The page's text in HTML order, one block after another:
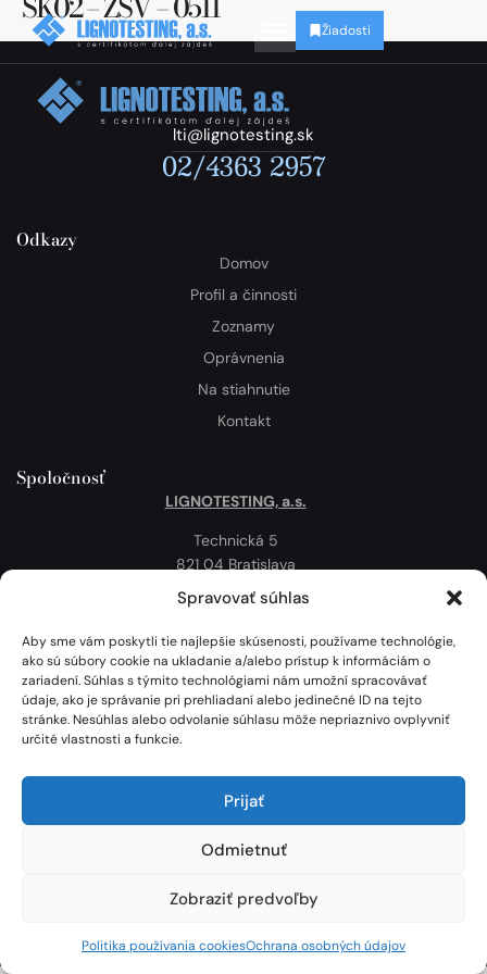
Spravovať súhlas
Aby sme vám poskytli tie najlepšie skúsenosti, používame technológie,
ako sú súbory cookie na ukladanie a/alebo prístup k informáciám o
zariadení. Súhlas s týmito technológiami nám umožní spracovávať
údaje, ako je správanie pri prehliadaní alebo jedinečné ID na tejto
stránke. Nesúhlas alebo odvolanie súhlasu môže nepriaznivo ovplyvniť
určité vlastnosti a funkcie.
Prijať
Odmietnuť
Zobraziť predvoľby
Politika používania cookiesOchrana osobných údajov
Žiadosti
lti@lignotesting.sk
02/4363 2957
Odkazy
Domov
Profil a činnosti
Zoznamy
Oprávnenia
Na stiahnutie
Kontakt
Spoločnosť
LIGNOTESTING, a.s.
Technická 5
821 04 Bratislava
Slovenská republika
Politika používania cookies
Mapa
Lignotesting, a. s. © 2024 | Všetky práva vyhradené. | Vytvoril: Marek Heinfarth.